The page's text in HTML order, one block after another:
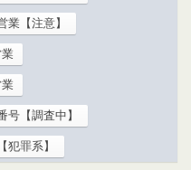
業【注意】
号【調査中】
犯罪系】